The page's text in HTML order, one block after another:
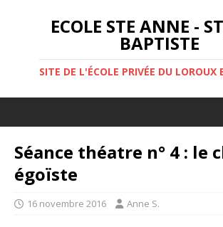
ECOLE STE ANNE -
BAPTISTE
SITE DE L'ÉCOLE PRIVÉE DU LOROUX
Séance théatre n° 4 : le
égoïste
16 novembre 2016 Anne S.